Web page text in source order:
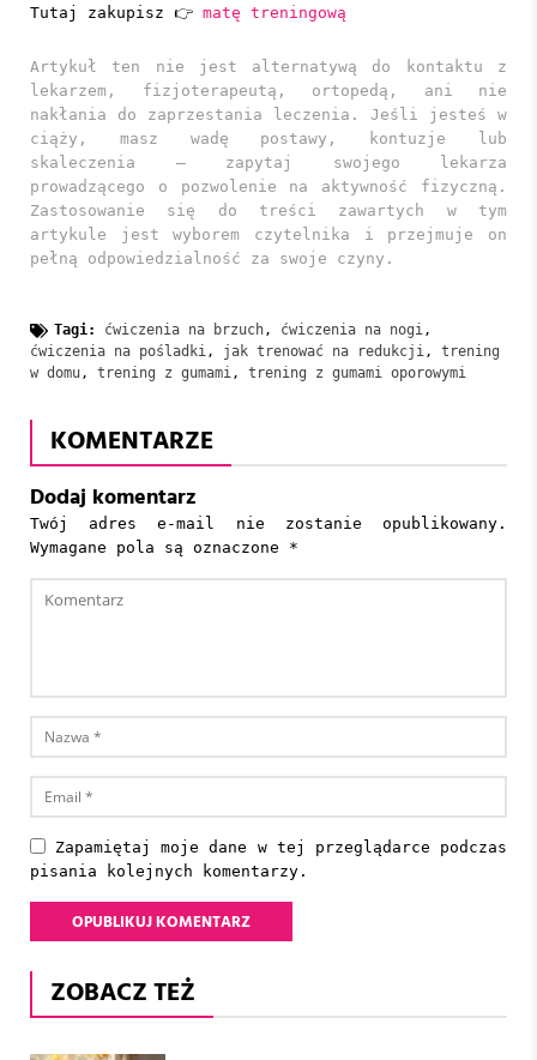
Tutaj zakupisz 👉 matę treningową
Artykuł ten nie jest alternatywą do kontaktu z
lekarzem, fizjoterapeutą, ortopedą, ani nie
nakłania do zaprzestania leczenia. Jeśli jesteś w
ciąży, masz wadę postawy, kontuzje lub
skaleczenia – zapytaj swojego lekarza
prowadzącego o pozwolenie na aktywność fizyczną.
Zastosowanie się do treści zawartych w tym
artykule jest wyborem czytelnika i przejmuje on
pełną odpowiedzialność za swoje czyny.
Tagi: ćwiczenia na brzuch, ćwiczenia na nogi,
ćwiczenia na pośladki, jak trenować na redukcji, trening
w domu, trening z gumami, trening z gumami oporowymi
KOMENTARZE
Dodaj komentarz
Twój adres e-mail nie zostanie opublikowany.
Wymagane pola są oznaczone *
Zapamiętaj moje dane w tej przeglądarce podczas
pisania kolejnych komentarzy.
ZOBACZ TEŻ